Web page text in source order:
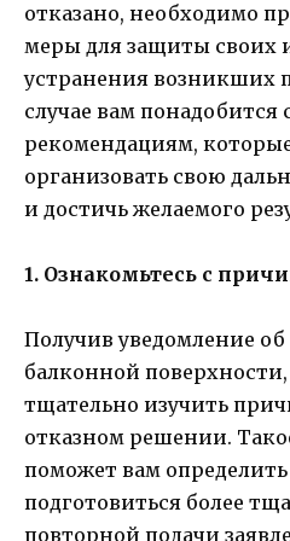
отказано, необходимо
меры для защиты своих
устранения возникших
случае вам
рекомендациям,
организовать свою
и достичь желаемого
1. Ознакомьтесь с
Получив уведомление об
балконной
тщательно изучить
отказном решении.
поможет вам
подготовиться более
повторной подачи